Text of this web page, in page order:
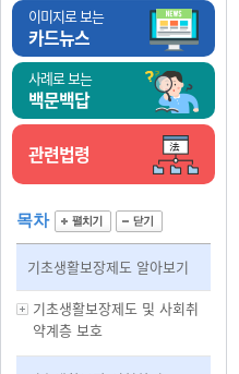
이미지로 보는
카드뉴스
사례로 보는
백문백답
관련법령
목차
기초생활보장제도 알아보기
기초생활보장제도 및 사회취
약계층 보호